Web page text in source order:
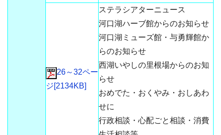
26～32ペー
ジ[2134KB]
ステラシアターニュース
河口湖ハーブ館からのお知らせ
河口湖ミューズ館・与勇輝館か
らのお知らせ
西湖いやしの里根場からのお知
らせ
おめでた・おくやみ・おしあわ
せに
行政相談・心配ごと相談・消費